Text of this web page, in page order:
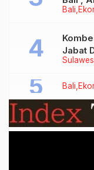
Bali
Jabat
Bali